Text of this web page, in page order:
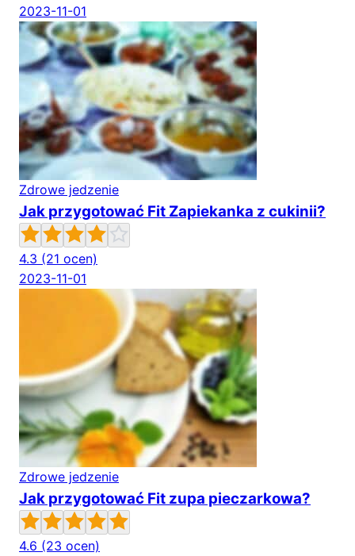
2023-11-01
Zdrowe jedzenie
Jak przygotować Fit Zapiekanka z cukinii?
4.3 (21 ocen)
2023-11-01
Zdrowe jedzenie
Jak przygotować Fit zupa pieczarkowa?
4.6 (23 ocen)